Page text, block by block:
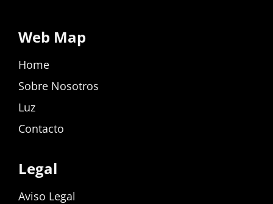
Web Map
Home
Sobre Nosotros
Luz
Contacto
Legal
Aviso Legal